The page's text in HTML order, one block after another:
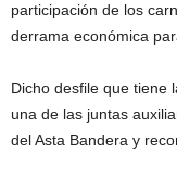
participación de los
derrama económica
Dicho desfile que tiene
una de las juntas
del Asta Bandera y